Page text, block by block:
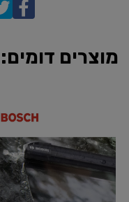
מוצרים דומים: